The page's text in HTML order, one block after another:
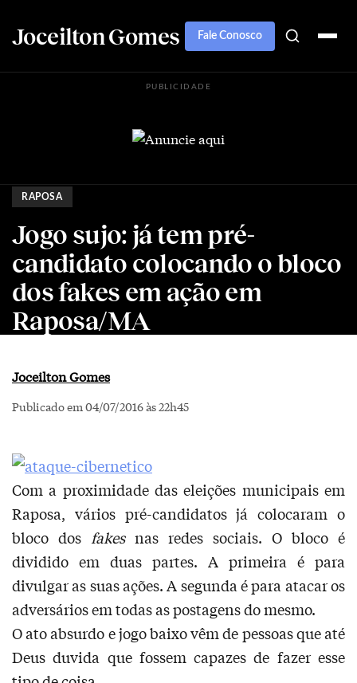
Joceilton Gomes Fale Conosco
PUBLICIDADE
RAPOSA
Jogo sujo: já tem pré-
candidato colocando o bloco
dos fakes em ação em
Raposa/MA
Joceilton Gomes
Publicado em 04/07/2016 às 22h45
Com a proximidade das eleições municipais em
Raposa, vários pré-candidatos já colocaram o
bloco dos fakesnas redes sociais. O bloco é
dividido em duas partes. A primeira é para
divulgar as suas ações. A segunda é para atacar os
adversários em todas as postagens do mesmo.
O ato absurdo e jogo baixo vêm de pessoas que até
Deus duvida que fossem capazes de fazer esse